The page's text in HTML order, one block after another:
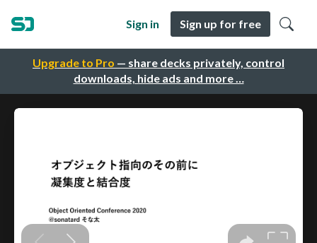
Upgrade to Pro — share decks privately, control
downloads, hide ads and more …
Sign in Sign up for free